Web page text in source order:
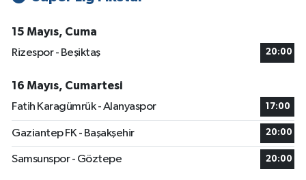
15 Mayıs, Cuma
Rizespor - Beşiktaş
20:00
16 Mayıs, Cumartesi
Fatih Karagümrük - Alanyaspor
17:00
Gaziantep FK - Başakşehir 20:00
Samsunspor - Göztepe 20:00